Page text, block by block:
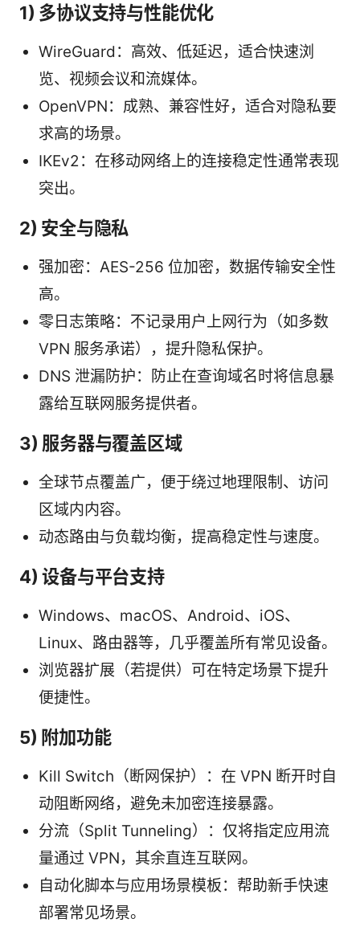
1) 多协议支持与性能优化
WireGuard：高效、低延迟，适合快速浏
览、视频会议和流媒体。
OpenVPN：成熟、兼容性好，适合对隐私要
求高的场景。
IKEv2：在移动网络上的连接稳定性通常表现
突出。
2) 安全与隐私
强加密：AES-256 位加密，数据传输安全性
高。
零日志策略：不记录用户上网行为（如多数
VPN 服务承诺），提升隐私保护。
DNS 泄漏防护：防止在查询域名时将信息暴
露给互联网服务提供者。
3) 服务器与覆盖区域
全球节点覆盖广，便于绕过地理限制、访问
区域内内容。
动态路由与负载均衡，提高稳定性与速度。
4) 设备与平台支持
Windows、macOS、Android、iOS、
Linux、路由器等，几乎覆盖所有常见设备。
浏览器扩展（若提供）可在特定场景下提升
便捷性。
5) 附加功能
Kill Switch（断网保护）：在 VPN 断开时自
动阻断网络，避免未加密连接暴露。
分流（Split Tunneling）：仅将指定应用流
量通过 VPN，其余直连互联网。
自动化脚本与应用场景模板：帮助新手快速
部署常见场景。